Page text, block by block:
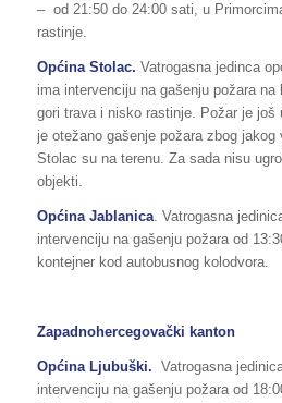
– od 21:50 do 24:00 sati, u
rastinje.
Općina Stolac. Vatrogasna jedinca
ima intervenciju na gašenju požara
gori trava i nisko rastinje. Požar je još
je otežano gašenje požara zbog
Stolac su na terenu. Za sada nisu
objekti.
Općina Jablanica. Vatrogasna
intervenciju na gašenju požara od
kontejner kod autobusnog kolodvora.
Zapadnohercegovački kanton
Općina Ljubuški. Vatrogasna
intervenciju na gašenju požara od